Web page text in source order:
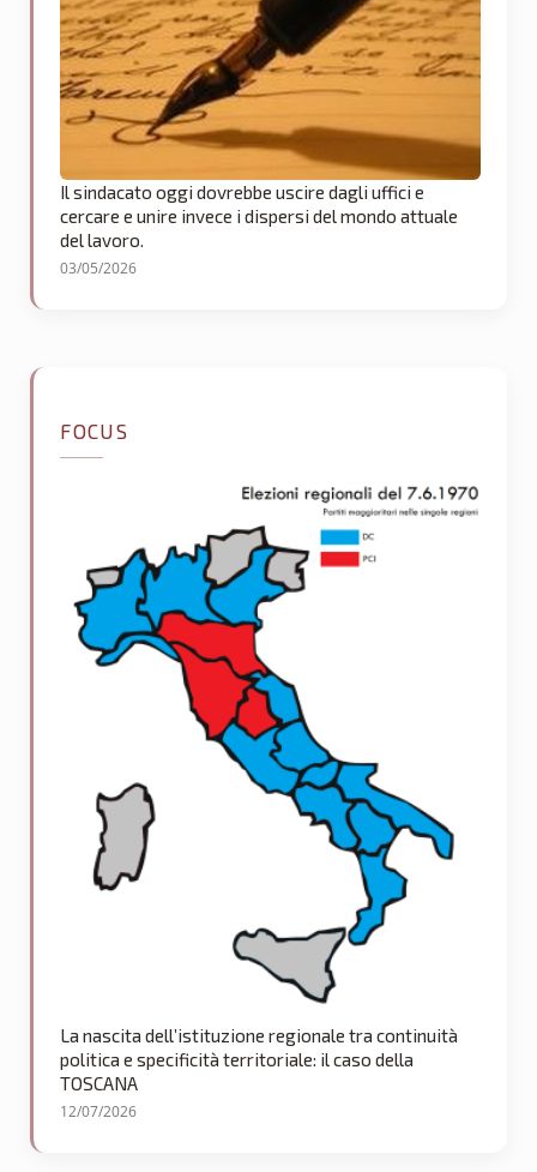
Il sindacato oggi dovrebbe uscire dagli uffici e
cercare e unire invece i dispersi del mondo attuale
del lavoro.
03/05/2026
FOCUS
La nascita dell’istituzione regionale tra continuità
politica e specificità territoriale: il caso della
TOSCANA
12/07/2026